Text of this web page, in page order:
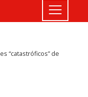
“catastróficos” de